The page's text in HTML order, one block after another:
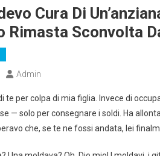
Cura Di
Rimasta Sconvolta
Admin
te per colpa di mia figlia. Invece di
— solo per consegnare i soldi. Ha
che, se te ne fossi andata, lei